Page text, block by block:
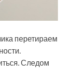
перетираем
Следом